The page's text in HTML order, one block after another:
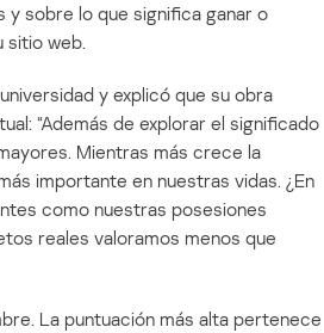
sobre lo que significa ganar o
sitio web.
y explicó que su obra
“Además de explorar el significado
Mientras más crece la
importante en nuestras vidas. ¿En
como nuestras posesiones
reales valoramos menos que
La puntuación más alta pertenece